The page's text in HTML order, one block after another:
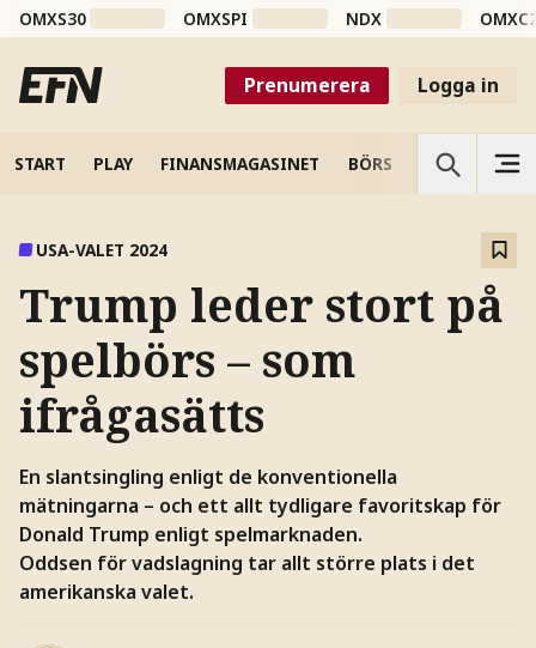
OMXS30 OMXSPI NDX
Prenumerera Logga in
START PLAY FINANSMAGASINET BÖRS VETENSKAP
USA-VALET 2024
Trump leder stort på
spelbörs – som
ifrågasätts
En slantsingling enligt de konventionella
mätningarna – och ett allt tydligare favoritskap för
Donald Trump enligt spelmarknaden.
Oddsen för vadslagning tar allt större plats i det
amerikanska valet.